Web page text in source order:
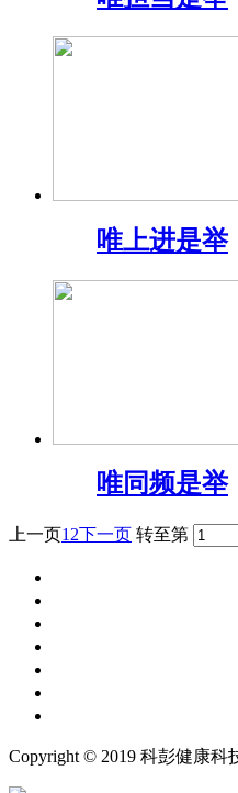
唯上进是举
唯同频是举
上一页1 2下一页 转至第
Copyright © 2019 科彭健康科